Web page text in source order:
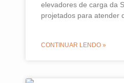
elevadores de carga da
projetados para atender
CONTINUAR LENDO »